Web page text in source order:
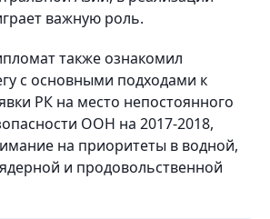
важную роль.
также ознакомил
с основными подходами к
РК на место непостоянного
ООН на 2017-2018,
на приоритеты в водной,
и продовольственной